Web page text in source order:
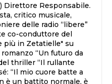
Direttore Responsabile.
critico musicale,
delle radio “libere”
co-conduttore del
più in Zetatielle" su
“Un futuro da
thriller “Il rullante
“Il mio cuore batte a
è un battito normale, è